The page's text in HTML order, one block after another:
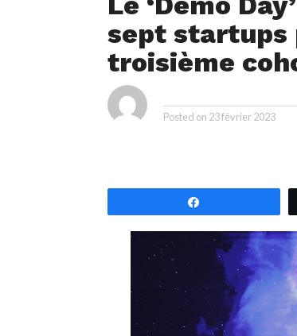
sept startups
troisième
Posted on 23 février 2023